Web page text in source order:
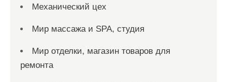
Механический цех
Мир массажа и SPA, студия
Мир отделки, магазин товаров для
ремонта